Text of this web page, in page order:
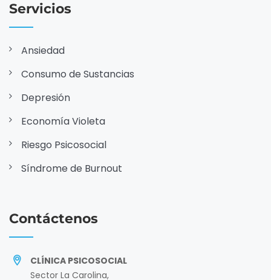
Servicios
Ansiedad
Consumo de Sustancias
Depresión
Economía Violeta
Riesgo Psicosocial
Síndrome de Burnout
Contáctenos
CLÍNICA PSICOSOCIAL
Sector La Carolina,